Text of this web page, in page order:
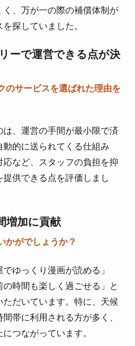
く、万が一の際の補償体制が
探していました。
ーで運営できる点が決
サービスを選ばれた理由を
、運営の手間が最小限で済
動的に送られてくる仕組み
など、スタッフの負担を抑
提供できる点を評価しまし
増加に貢献
がでしょうか？
ゆっくり漫画が読める」
の時間も楽しく過ごせる」と
ただいています。特に、天候
帯に利用される方が多く、
つながっています。